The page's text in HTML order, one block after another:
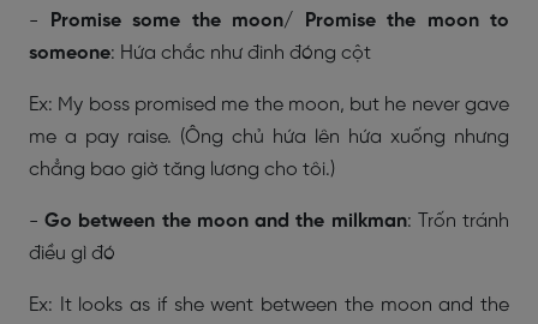
-
Promise some the moon/ Promise the moon to
someone: Hứa chắc như đinh đóng cột
Ex: My boss promised me the moon, but he never gave
me a pay raise. (Ông chủ hứa lên hứa xuống nhưng
chẳng bao giờ tăng lương cho tôi.)
-Go between the moon and the milkman: Trốn tránh
điều gì đó
Ex: It looks as if she went between the moon and the